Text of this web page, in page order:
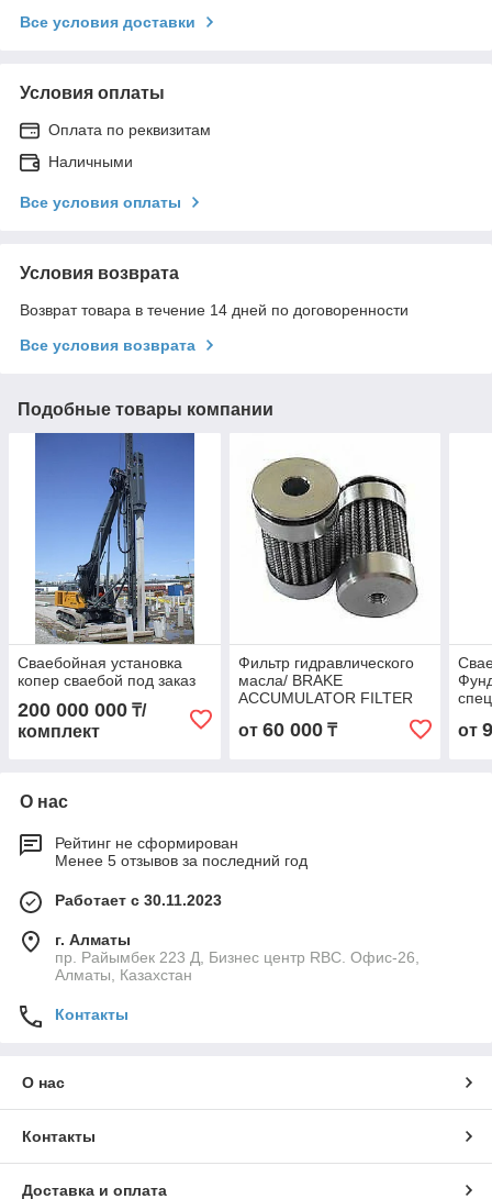
Все условия доставки
Условия оплаты
Оплата по реквизитам
Наличными
Все условия оплаты
Условия возврата
Возврат товара в течение 14 дней по договоренности
Все условия возврата
Подобные товары компании
Сваебойная установка
копер сваебой под заказ
200 000 000 ₸/
комплект
Фильтр гидравлического
масла/ BRAKE
ACCUMULATOR FILTER
от 60 000₸ от
О нас
Рейтинг не сформирован
Менее 5 отзывов за последний год
Работает с 30.11.2023
г. Алматы
пр. Райымбек 223 Д, Бизнес центр RBC. Офис-26,
Алматы, Казахстан
Контакты
О нас
Контакты
Доставка и оплата